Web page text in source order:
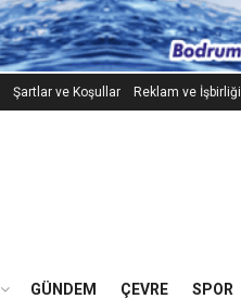
Şartlar ve Koşullar Reklam ve İşbirliği
GÜNDEM ÇEVRE SPOR